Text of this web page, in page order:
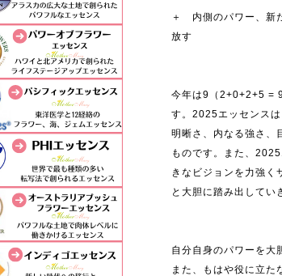
＋ 内側のパワー、新
放す
今年は9（2+0+2+5 =
す。2025エッセンス
明晰さ、内なる強さ、
ものです。また、
きなビジョンを力強く
と大胆に踏み出してい
自分自身のパワーを大
また、もはや役に立た